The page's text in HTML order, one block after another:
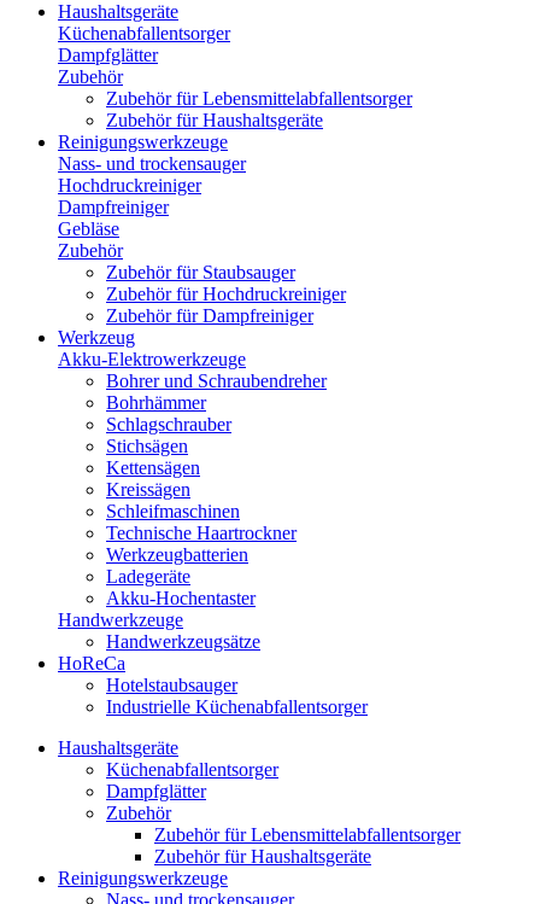
Haushaltsgeräte
Küchenabfallentsorger
Dampfglätter
Zubehör
Zubehör für Lebensmittelabfallentsorger
Zubehör für Haushaltsgeräte
Reinigungswerkzeuge
Nass- und trockensauger
Hochdruckreiniger
Dampfreiniger
Gebläse
Zubehör
Zubehör für Staubsauger
Zubehör für Hochdruckreiniger
Zubehör für Dampfreiniger
Werkzeug
Akku-Elektrowerkzeuge
Bohrer und Schraubendreher
Bohrhämmer
Schlagschrauber
Stichsägen
Kettensägen
Kreissägen
Schleifmaschinen
Technische Haartrockner
Werkzeugbatterien
Ladegeräte
Akku-Hochentaster
Handwerkzeuge
Handwerkzeugsätze
HoReCa
Hotelstaubsauger
Industrielle Küchenabfallentsorger
Haushaltsgeräte
Küchenabfallentsorger
Dampfglätter
Zubehör
Zubehör für Lebensmittelabfallentsorger
Zubehör für Haushaltsgeräte
Reinigungswerkzeuge
Nass- und trockensauger